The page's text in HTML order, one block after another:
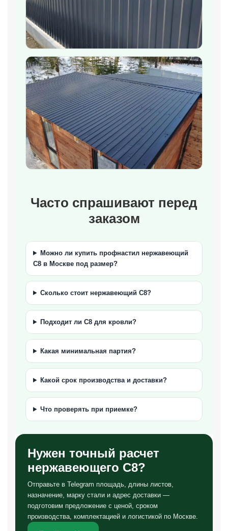
Часто спрашивают перед
заказом
Можно ли купить профнастил нержавеющий
С8 в Москве под размер?
Сколько стоит нержавеющий С8?
Подходит ли С8 для кровли?
Какая минимальная партия?
Какой срок производства и доставки?
Что проверять при приемке?
Нужен точный расчет
нержавеющего С8?
Отправьте в Telegram площадь, длины листов,
назначение, марку стали и адрес доставки —
подготовим предложение с ценой, сроком
производства, комплектацией и логистикой по Москве.